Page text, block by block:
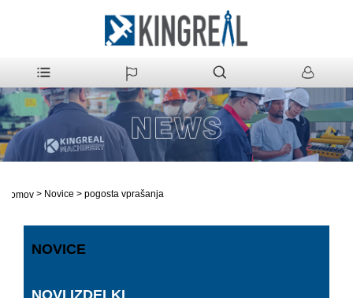
domov > Novice > pogosta vprašanja
NOVICE
NOVI IZDELKI